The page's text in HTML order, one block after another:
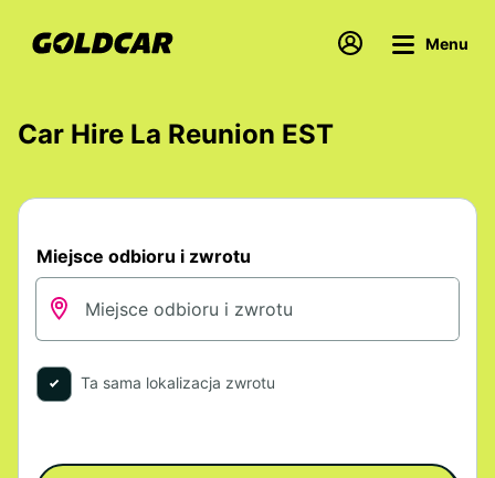
Menu
Car Hire La Reunion EST
Miejsce odbioru i zwrotu
Ta sama lokalizacja zwrotu